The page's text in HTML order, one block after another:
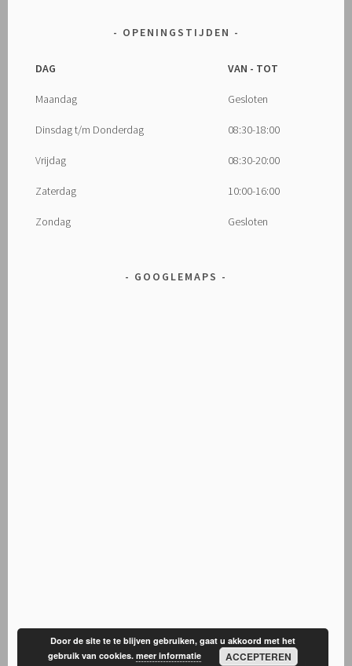
OPENINGSTIJDEN
DAG VAN - TOT
Maandag Gesloten
Dinsdag t/m Donderdag 08:30-18:00
Vrijdag 08:30-20:00
Zaterdag 10:00-16:00
Zondag Gesloten
GOOGLEMAPS
Door de site te te blijven gebruiken, gaat u akkoord met het
gebruik van cookies.meer informatie ACCEPTEREN